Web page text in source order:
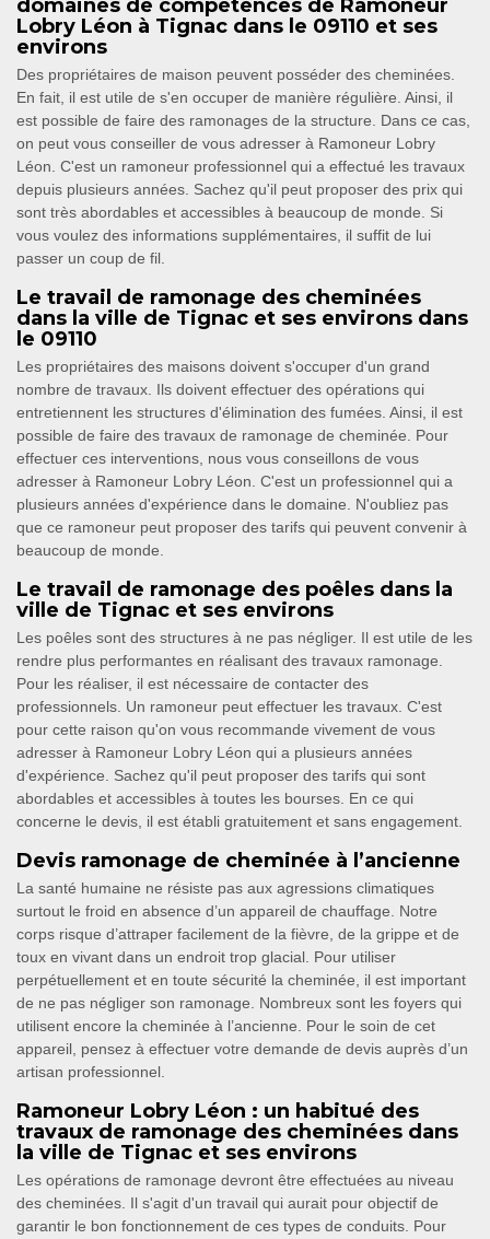
domaines de compétences de Ramoneur
Lobry Léon à Tignac dans le 09110 et ses
environs
Des propriétaires de maison peuvent posséder des cheminées.
En fait, il est utile de s'en occuper de manière régulière. Ainsi, il
est possible de faire des ramonages de la structure. Dans ce cas,
on peut vous conseiller de vous adresser à Ramoneur Lobry
Léon. C'est un ramoneur professionnel qui a effectué les travaux
depuis plusieurs années. Sachez qu'il peut proposer des prix qui
sont très abordables et accessibles à beaucoup de monde. Si
vous voulez des informations supplémentaires, il suffit de lui
passer un coup de fil.
Le travail de ramonage des cheminées
dans la ville de Tignac et ses environs dans
le 09110
Les propriétaires des maisons doivent s'occuper d'un grand
nombre de travaux. Ils doivent effectuer des opérations qui
entretiennent les structures d'élimination des fumées. Ainsi, il est
possible de faire des travaux de ramonage de cheminée. Pour
effectuer ces interventions, nous vous conseillons de vous
adresser à Ramoneur Lobry Léon. C'est un professionnel qui a
plusieurs années d'expérience dans le domaine. N'oubliez pas
que ce ramoneur peut proposer des tarifs qui peuvent convenir à
beaucoup de monde.
Le travail de ramonage des poêles dans la
ville de Tignac et ses environs
Les poêles sont des structures à ne pas négliger. Il est utile de les
rendre plus performantes en réalisant des travaux ramonage.
Pour les réaliser, il est nécessaire de contacter des
professionnels. Un ramoneur peut effectuer les travaux. C'est
pour cette raison qu'on vous recommande vivement de vous
adresser à Ramoneur Lobry Léon qui a plusieurs années
d'expérience. Sachez qu'il peut proposer des tarifs qui sont
abordables et accessibles à toutes les bourses. En ce qui
concerne le devis, il est établi gratuitement et sans engagement.
Devis ramonage de cheminée à l’ancienne
La santé humaine ne résiste pas aux agressions climatiques
surtout le froid en absence d’un appareil de chauffage. Notre
corps risque d’attraper facilement de la fièvre, de la grippe et de
toux en vivant dans un endroit trop glacial. Pour utiliser
perpétuellement et en toute sécurité la cheminée, il est important
de ne pas négliger son ramonage. Nombreux sont les foyers qui
utilisent encore la cheminée à l’ancienne. Pour le soin de cet
appareil, pensez à effectuer votre demande de devis auprès d’un
artisan professionnel.
Ramoneur Lobry Léon : un habitué des
travaux de ramonage des cheminées dans
la ville de Tignac et ses environs
Les opérations de ramonage devront être effectuées au niveau
des cheminées. Il s'agit d'un travail qui aurait pour objectif de
garantir le bon fonctionnement de ces types de conduits. Pour